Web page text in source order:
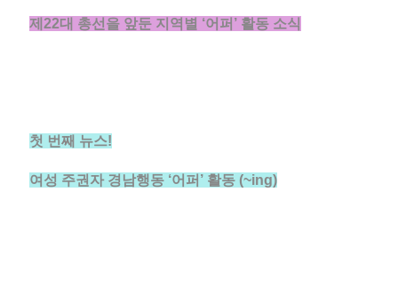
제22대 총선을 앞둔 지역별 ‘어퍼’ 활동 소식
첫 번째 뉴스!
여성 주권자 경남행동 ‘어퍼’ 활동 (~ing)